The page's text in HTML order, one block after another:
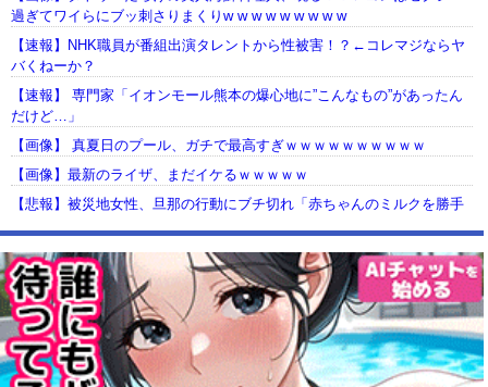
過ぎてワイらにブッ刺さりまくりw w w w w w w w w
【速報】NHK職員が番組出演タレントから性被害！？←コレマジならヤ
バくねーか？
【速報】 専門家「イオンモール熊本の爆心地に”こんなもの”があったん
だけど…」
【画像】 真夏日のプール、ガチで最高すぎｗｗｗｗｗｗｗｗｗｗ
【画像】最新のライザ、まだイケるｗｗｗｗｗ
【悲報】被災地女性、旦那の行動にブチ切れ「赤ちゃんのミルクを勝手
【動画】USJの禁止エリアに子どもたちが続々乱入 → スタッフが注意し
ても止まらない事態に
Powered by livedoor 相互RSS